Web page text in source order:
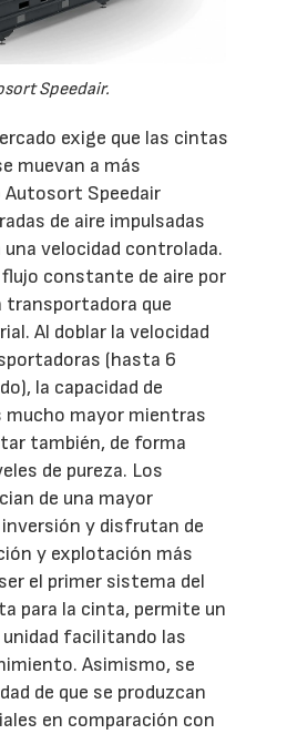
Speedair.
exige que las cintas
muevan a más
Autosort Speedair
de aire impulsadas
velocidad controlada.
constante de aire por
transportadora que
Al doblar la velocidad
(hasta 6
la capacidad de
mucho mayor mientras
también, de forma
de pureza. Los
de una mayor
y disfrutan de
y explotación más
el primer sistema del
para la cinta, permite un
unidad facilitando las
Asimismo, se
de que se produzcan
en comparación con